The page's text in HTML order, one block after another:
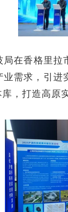
在香格里拉
需求，引
，打造高原